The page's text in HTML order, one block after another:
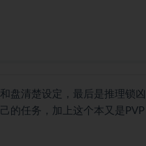
盘清楚设定，最后是推理锁凶
的任务，加上这个本又是PVP